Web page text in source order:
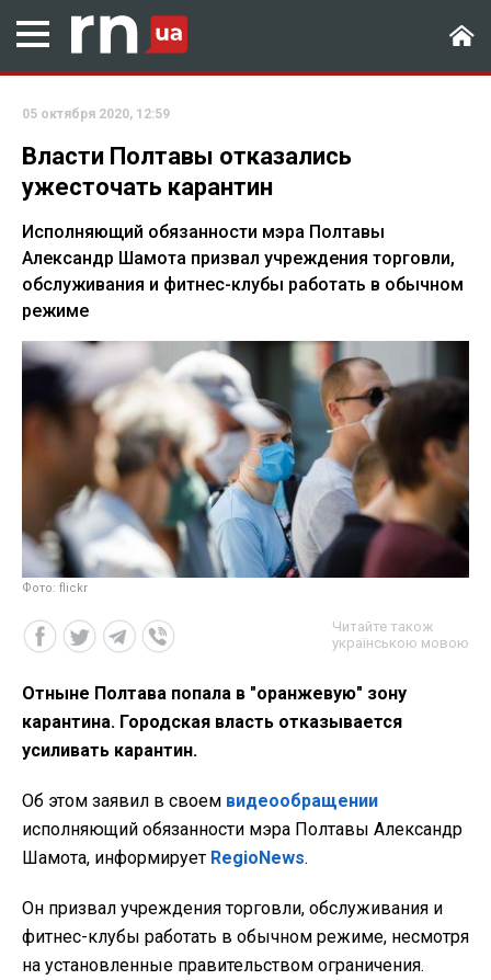
05 октября 2020, 12:59
Власти Полтавы отказались
ужесточать карантин
Исполняющий обязанности мэра Полтавы
Александр Шамота призвал учреждения торговли,
обслуживания и фитнес-клубы работать в обычном
режиме
Фото: flickr
Читайте також
українською мовою
Отныне Полтава попала в "оранжевую" зону
карантина. Городская власть отказывается
усиливать карантин.
Об этом заявил в своем видеообращении
исполняющий обязанности мэра Полтавы Александр
Шамота, информирует RegioNews.
Он призвал учреждения торговли, обслуживания и
фитнес-клубы работать в обычном режиме, несмотря
на установленные правительством ограничения.